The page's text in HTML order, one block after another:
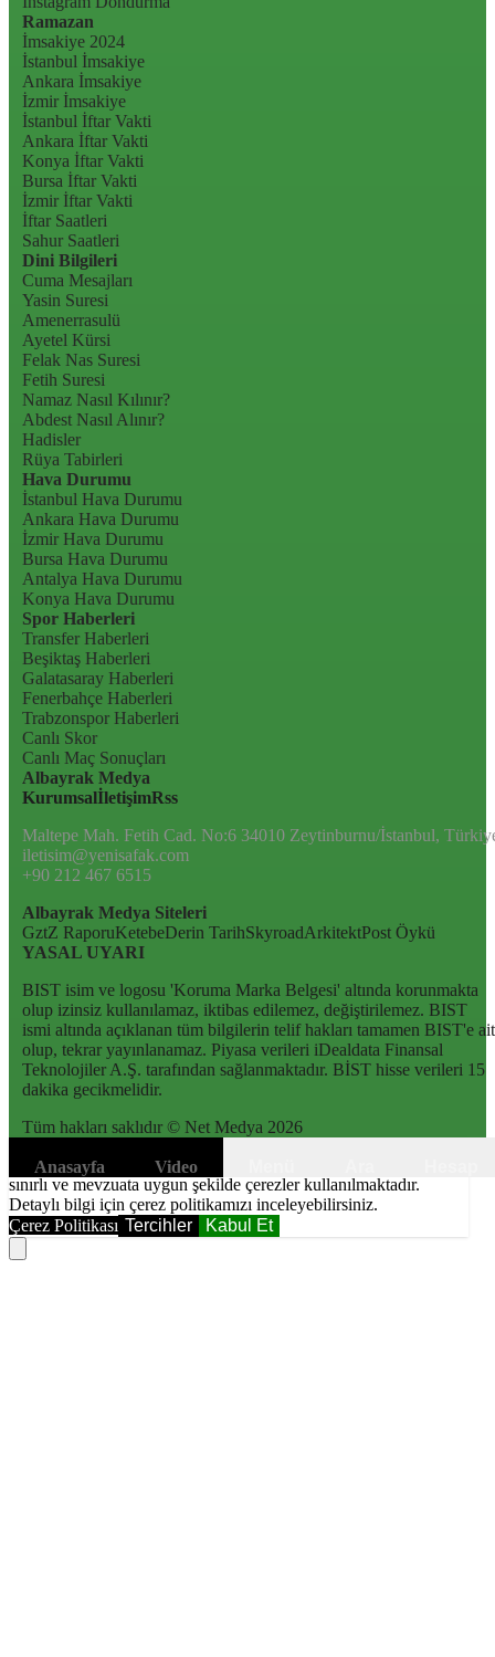
Ramazan
İmsakiye 2024
İstanbul İmsakiye
Ankara İmsakiye
İzmir İmsakiye
İstanbul İftar Vakti
Ankara İftar Vakti
Konya İftar Vakti
Bursa İftar Vakti
İzmir İftar Vakti
İftar Saatleri
Sahur Saatleri
Dini Bilgileri
Cuma Mesajları
Yasin Suresi
Amenerrasulü
Ayetel Kürsi
Felak Nas Suresi
Fetih Suresi
Namaz Nasıl Kılınır?
Abdest Nasıl Alınır?
Hadisler
Rüya Tabirleri
Hava Durumu
İstanbul Hava Durumu
Ankara Hava Durumu
İzmir Hava Durumu
Bursa Hava Durumu
Antalya Hava Durumu
Konya Hava Durumu
Spor Haberleri
Transfer Haberleri
Beşiktaş Haberleri
Galatasaray Haberleri
Fenerbahçe Haberleri
Trabzonspor Haberleri
Canlı Skor
Canlı Maç Sonuçları
Albayrak Medya
KurumsalİletişimRss
Maltepe Mah. Fetih Cad. No:6 34010 Zeytinburnu/İstanbul,
iletisim@yenisafak.com
+90 212 467 6515
Albayrak Medya Siteleri
GztZ RaporuKetebeDerin TarihSkyroadArkitektPost Öykü
YASAL UYARI
BIST isim ve logosu 'Koruma Marka Belgesi' altında korunmakta
olup izinsiz kullanılamaz, iktibas edilemez, değiştirilemez. BIST
ismi altında açıklanan tüm bilgilerin telif hakları tamamen BIST'e ait
olup, tekrar yayınlanamaz. Piyasa verileri iDealdata Finansal
Teknolojiler A.Ş. tarafından sağlanmaktadır. BİST hisse verileri 15
dakika gecikmelidir.
Tüm hakları saklıdır © Net Medya 2026
Anasayfa Video
6698 sayılı Kişisel Verilerin Korunması Kanunundaki amaçlar ile
sınırlı ve mevzuata uygun şekilde çerezler kullanılmaktadır.
Detaylı bilgi için çerez politikamızı inceleyebilirsiniz.
Çerez Politikası Tercihler Kabul Et